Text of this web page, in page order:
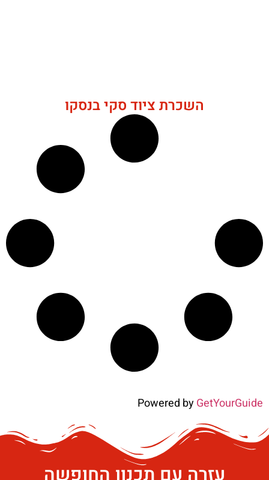
השכרת ציוד סקי בנסקו
Powered byGetYourGuide